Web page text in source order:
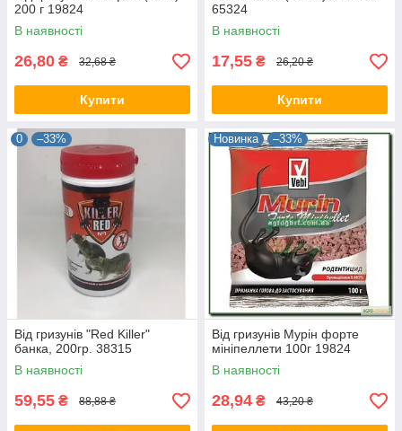
200 г 19824
В наявності
26,80 ₴ 32,68 ₴
Купити
65324
В наявності
17,55 ₴ 26,20 ₴
Купити
0 –33%
Від гризунів "Red Killer"
банка, 200гр. 38315
В наявності
59,55 ₴ 88,88 ₴
Новинка –33%
Від гризунів Мурін форте
мініпеллети 100г 19824
В наявності
28,94 ₴ 43,20 ₴